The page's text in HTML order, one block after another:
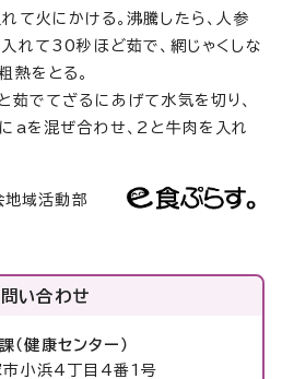
火にかける。沸騰したら、人参
れて30秒ほど茹で、網じゃくしな
熱をとる。
でてざるにあげて水気を切り、
aを混ぜ合わせ、2と牛肉を入れ
地域活動部
い合わせ
健康センター）
小浜4丁目4番1号